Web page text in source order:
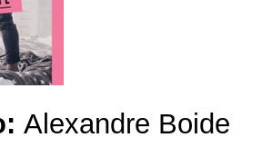
Alexandre Boide